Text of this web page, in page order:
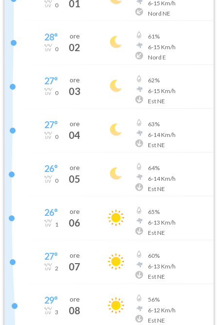
0 01
6-15 Km/h
Nord NE
28°
0
ore
02
61%
6-15 Km/h
Nord E
27°
0
ore
03
62%
6-15 Km/h
Est NE
27°
0
ore
04
63%
6-14Km/h
Est NE
26°
0
ore
05
64%
6-14Km/h
Est NE
26°
1
ore
06
65%
6-13 Km/h
Est NE
27°
2
ore
07
60%
6-13 Km/h
Est NE
29°
3
ore
08
56%
6-12 Km/h
Est NE